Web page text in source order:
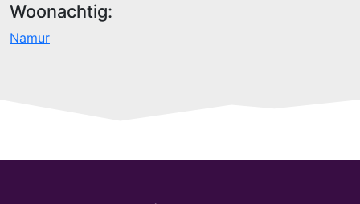
Woonachtig:
Namur